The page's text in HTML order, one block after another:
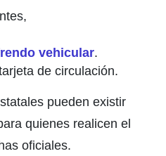
vehicular.
de circulación.
pueden existir
quienes realicen el
oficiales.